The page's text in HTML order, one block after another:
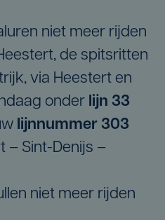
niet meer rijden
de spitsritten
via Heestert en
onder lijn 33
lijnnummer 303
– Sint-Denijs –
niet meer rijden